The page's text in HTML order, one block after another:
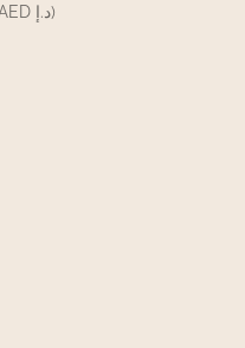
Vereinigte Arabische Emirate (AED د.إ)